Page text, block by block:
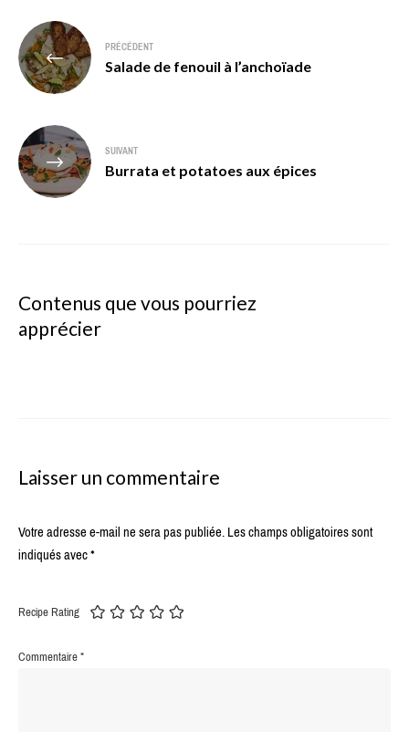
Navigation
de
l’article
PRÉCÉDENT
Salade de fenouil à l’anchoïade
SUIVANT
Burrata et potatoes aux épices
Contenus que vous pourriez
apprécier
Laisser un commentaire
Votre adresse e-mail ne sera pas publiée.Les champs obligatoires sont
indiqués avec*
Recipe Rating
Commentaire*